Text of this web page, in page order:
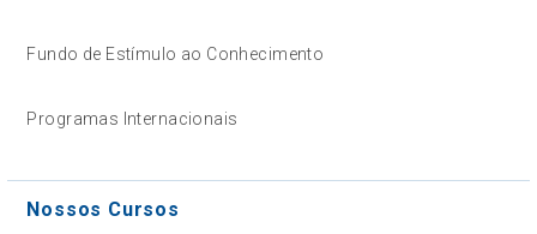
Fundo de Estímulo ao Conhecimento
Programas Internacionais
Nossos Cursos